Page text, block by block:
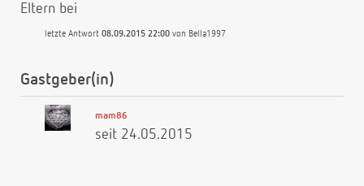
Eltern bei
letzte Antwort 08.09.2015 22:00 von Bella1997
Gastgeber(in)
mam86
seit 24.05.2015